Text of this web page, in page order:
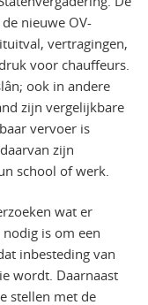
nieuwe OV-
vertragingen,
voor chauffeurs.
ook in andere
zijn vergelijkbare
vervoer is
zijn
school of werk.
wat er
is om een
inbesteding van
wordt. Daarnaast
stellen met de